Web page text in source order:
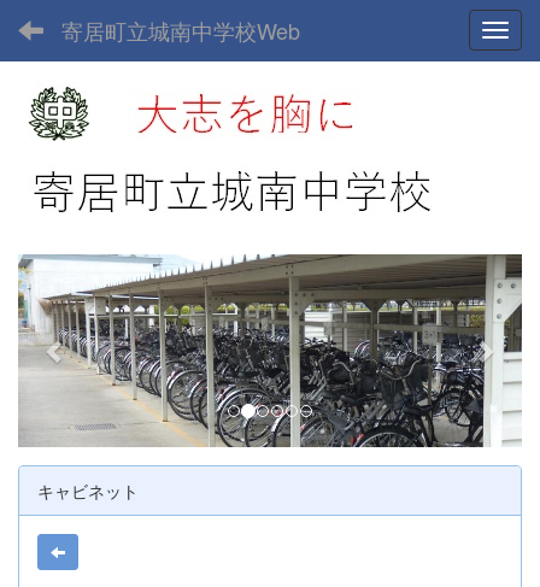
寄居町立城南中学校Web
p
r
e
v
o
u
s
n
e
x
t
キャビネット